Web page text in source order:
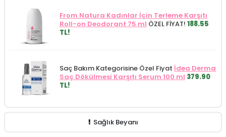
From Natura Kadınlar İçin Terleme Karşıtı
Roll-on Deodorant 75 ml ÖZEL FİYAT! 188.55
TL!
Saç Bakım Kategorisine Özel Fiyat İdea Derma
Saç Dökülmesi Karşıtı Serum 100 ml 379.90
TL!
Sağlık Beyanı